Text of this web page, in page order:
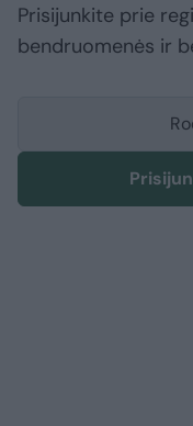
Prisijunkite prie
bendruomenės ir